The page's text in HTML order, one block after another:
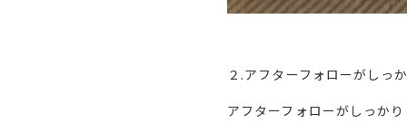
２.アフターフォローがしっ
アフターフォローがしっか